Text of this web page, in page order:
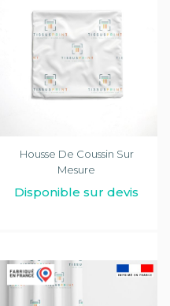
Housse De Coussin Sur
Mesure
Disponible sur devis